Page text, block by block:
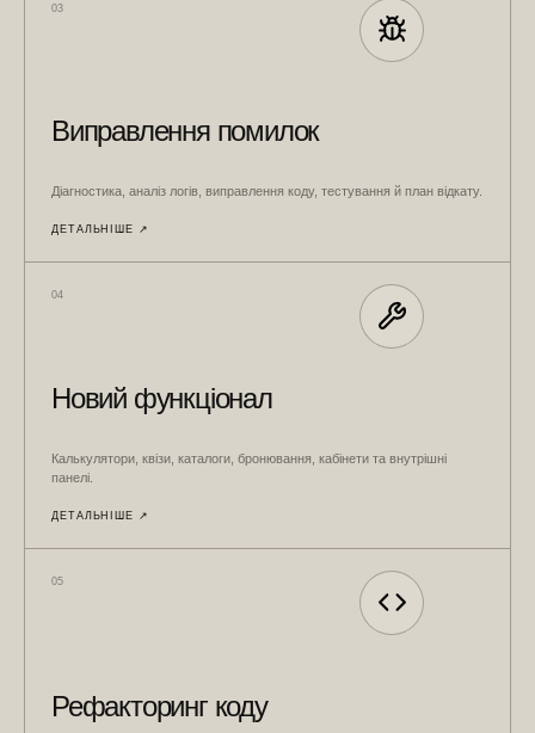
03
Виправлення помилок
Діагностика, аналіз логів, виправлення коду, тестування й план відкату.
ДЕТАЛЬНІШЕ ↗︎
04
Новий функціонал
Калькулятори, квізи, каталоги, бронювання, кабінети та внутрішні
панелі.
ДЕТАЛЬНІШЕ ↗︎
05
Рефакторинг коду